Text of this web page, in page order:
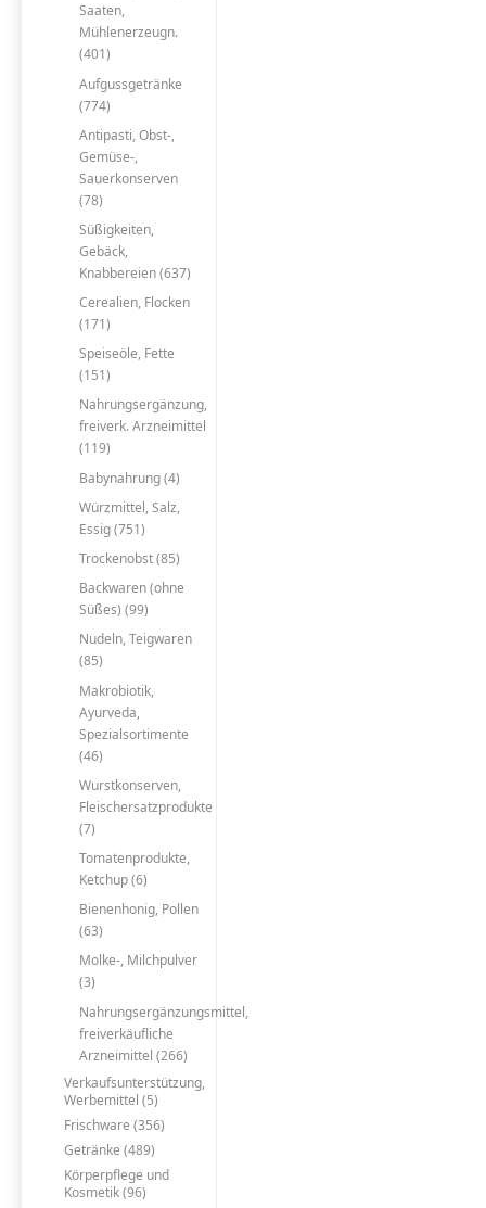
Saaten,
Mühlenerzeugn.
(401)
Aufgussgetränke
(774)
Antipasti, Obst-,
Gemüse-,
Sauerkonserven
(78)
Süßigkeiten,
Gebäck,
Knabbereien (637)
Cerealien, Flocken
(171)
Speiseöle, Fette
(151)
Nahrungsergänzung,
freiverk. Arzneimittel
(119)
Babynahrung (4)
Würzmittel, Salz,
Essig (751)
Trockenobst (85)
Backwaren (ohne
Süßes) (99)
Nudeln, Teigwaren
(85)
Makrobiotik,
Ayurveda,
Spezialsortimente
(46)
Wurstkonserven,
Fleischersatzprodukte
(7)
Tomatenprodukte,
Ketchup (6)
Bienenhonig, Pollen
(63)
Molke-, Milchpulver
(3)
Nahrungsergänzungsmittel,
freiverkäufliche
Arzneimittel (266)
Verkaufsunterstützung,
Werbemittel (5)
Frischware (356)
Getränke (489)
Körperpflege und
Kosmetik (96)